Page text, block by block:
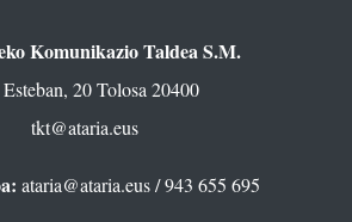
Komunikazio Taldea S.M.
20 Tolosa 20400
tkt@ataria.eus
ataria@ataria.eus/ 943 655 695